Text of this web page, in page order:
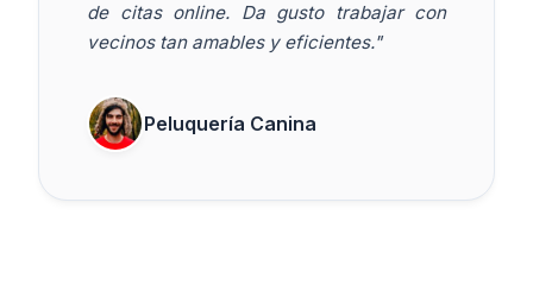
de citas online. Da gusto trabajar con
vecinos tan amables y eficientes."
Peluquería Canina